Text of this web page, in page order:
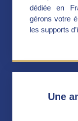
dédiée en
gérons votre
les supports
Une